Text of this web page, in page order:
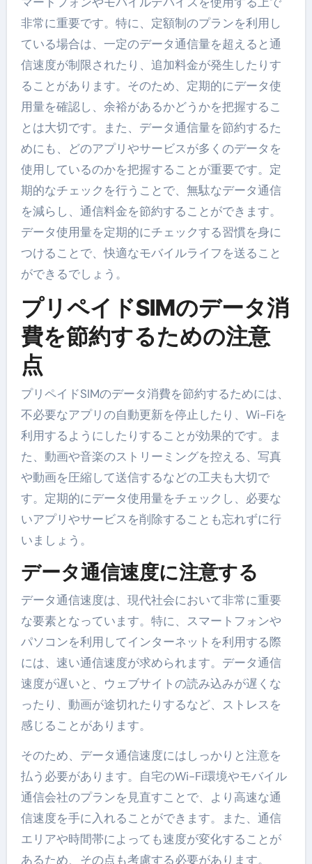
非常に重要です。特に、定額制のプランを利用し
ている場合は、一定のデータ通信量を超えると通
信速度が制限されたり、追加料金が発生したりす
ることがあります。そのため、定期的にデータ使
用量を確認し、余裕があるかどうかを把握するこ
とは大切です。また、データ通信量を節約するた
めにも、どのアプリやサービスが多くのデータを
使用しているのかを把握することが重要です。定
期的なチェックを行うことで、無駄なデータ通信
を減らし、通信料金を節約することができます。
データ使用量を定期的にチェックする習慣を身に
つけることで、快適なモバイルライフを送ること
ができるでしょう。
プリペイドSIMのデータ消
費を節約するための注意
点
プリペイドSIMのデータ消費を節約するためには、
不必要なアプリの自動更新を停止したり、Wi-Fiを
利用するようにしたりすることが効果的です。ま
た、動画や音楽のストリーミングを控える、写真
や動画を圧縮して送信するなどの工夫も大切で
す。定期的にデータ使用量をチェックし、必要な
いアプリやサービスを削除することも忘れずに行
いましょう。
データ通信速度に注意する
データ通信速度は、現代社会において非常に重要
な要素となっています。特に、スマートフォンや
パソコンを利用してインターネットを利用する際
には、速い通信速度が求められます。データ通信
速度が遅いと、ウェブサイトの読み込みが遅くな
ったり、動画が途切れたりするなど、ストレスを
感じることがあります。
そのため、データ通信速度にはしっかりと注意を
払う必要があります。自宅のWi-Fi環境やモバイル
通信会社のプランを見直すことで、より高速な通
信速度を手に入れることができます。また、通信
エリアや時間帯によっても速度が変化することが
あるため、その点も考慮する必要があります。